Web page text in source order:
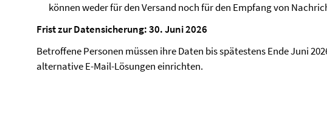
können weder für den Versand noch für den Empfang von
Frist zur Datensicherung: 30. Juni 2026
Betroffene Personen müssen ihre Daten bis spätestens Ende Juni
alternative E-Mail-Lösungen einrichten.